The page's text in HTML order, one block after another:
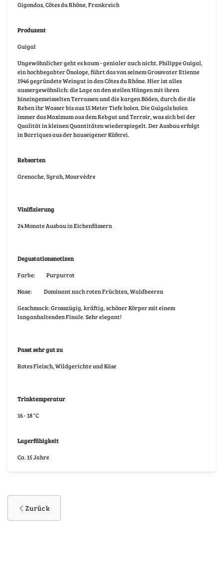
Gigondas, Côtes du Rhône, Frankreich
Produzent
Guigal
Ungewöhnlicher geht es kaum - genialer auch nicht. Philippe Guigal,
ein hochbegabter Önologe, führt das von seinem Grossvater Etienne
1946 gegründete Weingut in den Côtes du Rhône. Hier ist alles
aussergewöhnlich: die Lage an den steilen Hängen mit ihren
hineingemeisselten Terrassen und die kargen Böden, durch die die
Reben ihr Wasser bis aus 15 Meter Tiefe holen. Die Guigals holen
immer das Maximum aus dem Rebgut und Terroir, was sich bei der
Qualität in kleinen Quantitäten wiederspiegelt. Der Ausbau erfolgt
in Barriques aus der hauseigener Küferei.
Rebsorten
Grenache, Syrah, Mourvèdre
Vinifizierung
24 Monate Ausbau in Eichenfässern
Degustationsnotizen
Farbe: Purpurrot
Nase: Dominant nach roten Früchten, Waldbeeren
Geschmack: Grosszügig, kräftig, schöner Körper mit einem
langanhaltenden Finale. Sehr elegant!
Passt sehr gut zu
Rotes Fleisch, Wildgerichte und Käse
Trinktemperatur
16 - 18 °C
Lagerfähigkeit
Ca. 15 Jahre
Zurück